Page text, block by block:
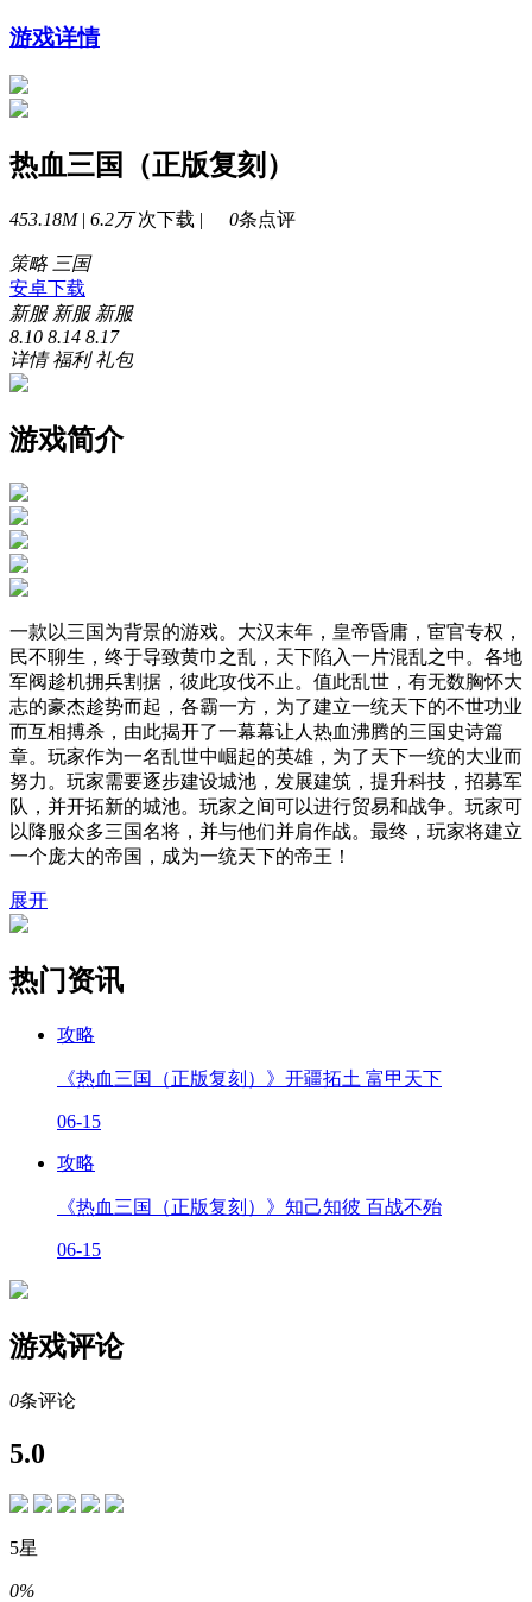
游戏详情
热血三国（正版复刻）
453.18M | 6.2万次下载 | 0条点评
策略 三国
安卓下载
新服 新服 新服
8.10 8.14 8.17
详情 福利 礼包
游戏简介
一款以三国为背景的游戏。大汉末年，皇帝昏庸，宦官专权，
民不聊生，终于导致黄巾之乱，天下陷入一片混乱之中。各地
军阀趁机拥兵割据，彼此攻伐不止。值此乱世，有无数胸怀大
志的豪杰趁势而起，各霸一方，为了建立一统天下的不世功业
而互相搏杀，由此揭开了一幕幕让人热血沸腾的三国史诗篇
章。玩家作为一名乱世中崛起的英雄，为了天下一统的大业而
努力。玩家需要逐步建设城池，发展建筑，提升科技，招募军
队，并开拓新的城池。玩家之间可以进行贸易和战争。玩家可
以降服众多三国名将，并与他们并肩作战。最终，玩家将建立
一个庞大的帝国，成为一统天下的帝王！
展开
热门资讯
攻略
《热血三国（正版复刻）》开疆拓土 富甲天下
06-15
攻略
《热血三国（正版复刻）》知己知彼 百战不殆
06-15
游戏评论
0条评论
5.0
5星
0%